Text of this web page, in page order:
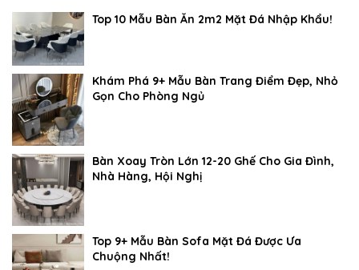
Top 10 Mẫu Bàn Ăn 2m2 Mặt Đá Nhập Khẩu!
Khám Phá 9+ Mẫu Bàn Trang Điểm Đẹp, Nhỏ
Gọn Cho Phòng Ngủ
Bàn Xoay Tròn Lớn 12-20 Ghế Cho Gia Đình,
Nhà Hàng, Hội Nghị
Top 9+ Mẫu Bàn Sofa Mặt Đá Được Ưa
Chuộng Nhất!